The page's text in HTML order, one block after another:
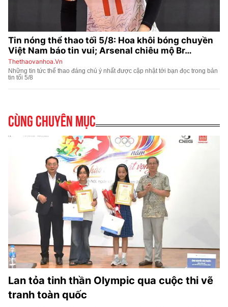
Cùng chuyên mục
Lan tỏa tinh thần Olympic qua cuộc thi vẽ
tranh toàn quốc